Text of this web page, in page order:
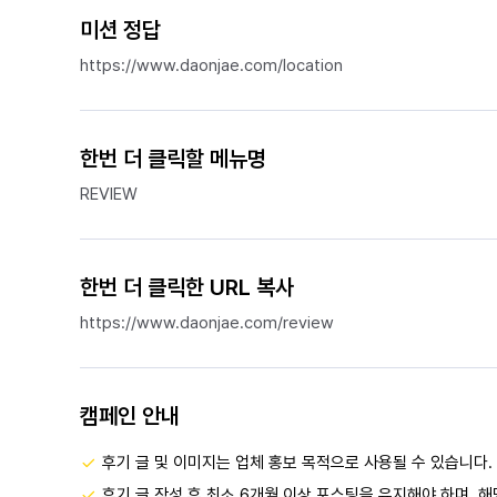
미션 정답
https://www.daonjae.com/location
한번 더 클릭할 메뉴명
REVIEW
한번 더 클릭한 URL 복사
https://www.daonjae.com/review
캠페인 안내
후기 글 및 이미지는 업체 홍보 목적으로 사용될 수 있습니다.